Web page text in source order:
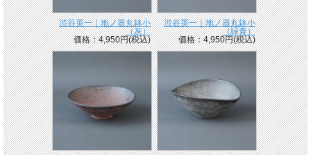
渋谷英一｜地ノ器丸鉢小
（灰）
価格：4,950円(税込)
渋谷英一｜地ノ器丸鉢小
（緑青）
価格：4,950円(税込)